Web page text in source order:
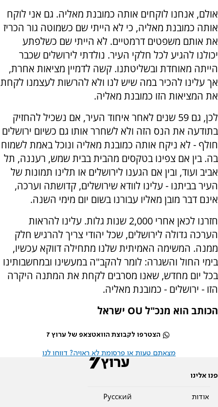
אולם, אנחנו לוקחים אותה כמובנת מאליה. גם אני לוקח
אותה כמובנת מאליה, כי לא הייתי שם כשמוטה גור הכריז
את אותם משפטים דרמטיים. לא הייתי שם כשלפתע
יכולנו להגיע לכל חלקי העיר. נולדתי לירושלים שכבר
הייתה מאוחדת ובשליטתנו. קשה לדמיין מציאות אחרת,
אך עלינו להכיר במה שיש לנו ולא להרשות לעצמנו לקחת
את המציאות הזו כמובנת מאליה.
לכן, גם 59 שנים לאחר איחוד העיר, אם נשכיל להחזיק
בתודעה את הנס הזה ולא לשחרר אותו גם כשיום ירושלים
חולף - לא ניקח אותה כמובנת מאליה ונוכל באמת לשמוח
בה. בין אם צפינו בטקסים מהבית בבית שמש, רעננה, תל
אביב ועוד, ובין אם הגענו לירושלים או תלינו תמונות של
העיר בביתנו - עלינו לוודא שירושלים, קדושתה וערכה,
אינם דבר מובן מאליו עבורנו בשום יום מימי השנה.
חזרנו לכאן אחרי 2,000 שנות גלות. עלינו להראות
הערכה גדולה לירושלים, שכל יהודי צריך להרגיש חלק
ממנה. המשימה האמיתית שלנו מתחילה דווקא עכשיו,
בימי החול והשגרה: לומר להקב"ה במעשינו ובמחשבותינו
בכל יום מחדש, שאנו מסרבים לקחת את המתנה היקרה
הזו - ירושלים - כמובנת מאליה.
הכותב הוא מנכ"ל OU ישראל
הצטרפו לקבוצת הוואטצאפ של ערוץ 7
מצאתם טעות או פרסומת לא ראויה? דווחו לנו
פנו אלינו
אודות
Pусский